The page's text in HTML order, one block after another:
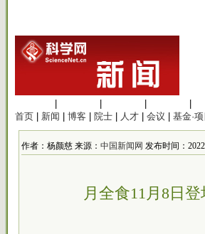
首页
新闻 博客 院士 人才 会议 基金·项
作者：杨颜慈 来源： 中国新闻网 发布时间：
月全食11月8日